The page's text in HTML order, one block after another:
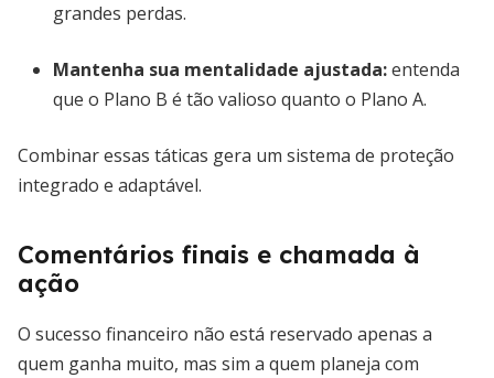
grandes perdas.
Mantenha sua mentalidade ajustada:entenda
que o Plano B é tão valioso quanto o Plano A.
Combinar essas táticas gera um sistema de proteção
integrado e adaptável.
Comentários finais e chamada à
ação
O sucesso financeiro não está reservado apenas a
quem ganha muito, mas sim a quem planeja com